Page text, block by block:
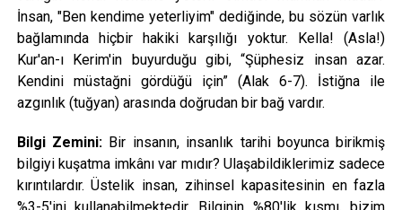
İnsan, "Ben kendime yeterliyim" dediğinde, bu sözün varlık
bağlamında hiçbir hakiki karşılığı yoktur. Kella! (Asla!)
Kur'an-ı Kerim'in buyurduğu gibi, “Şüphesiz insan azar.
Kendini müstağni gördüğü için” (Alak 6-7). İstiğna ile
azgınlık (tuğyan) arasında doğrudan bir bağ vardır.
Bilgi Zemini: Bir insanın, insanlık tarihi boyunca birikmiş
bilgiyi kuşatma imkânı var mıdır? Ulaşabildiklerimiz sadece
kırıntılardır. Üstelik insan, zihinsel kapasitesinin en fazla